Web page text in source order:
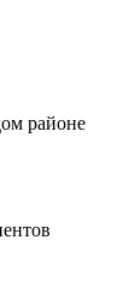
районе